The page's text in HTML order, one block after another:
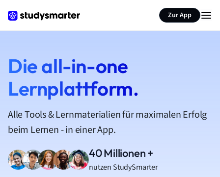
Zur App
Die all-in-one
Lernplattform.
Alle Tools & Lernmaterialien für maximalen Erfolg
beim Lernen - in einer App.
40 Millionen +
nutzen StudySmarter